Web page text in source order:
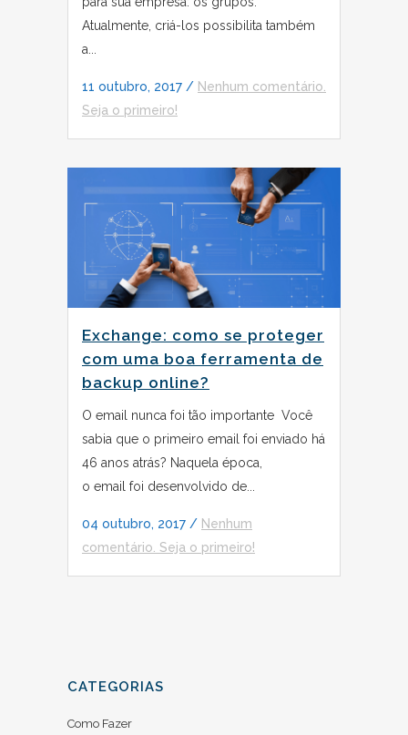
Atualmente, criá-los possibilita também
a...
11 outubro, 2017 / Nenhum comentário.
Seja o primeiro!
Exchange: como se proteger
com uma boa ferramenta de
backup online?
O email nunca foi tão importante Você
sabia que o primeiro email foi enviado há
46 anos atrás? Naquela época,
o email foi desenvolvido de...
04 outubro, 2017 / Nenhum
comentário. Seja o primeiro!
CATEGORIAS
Como Fazer